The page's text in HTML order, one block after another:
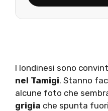
I londinesi sono
nel Tamigi. Stanno
alcune foto che
grigia che spunta